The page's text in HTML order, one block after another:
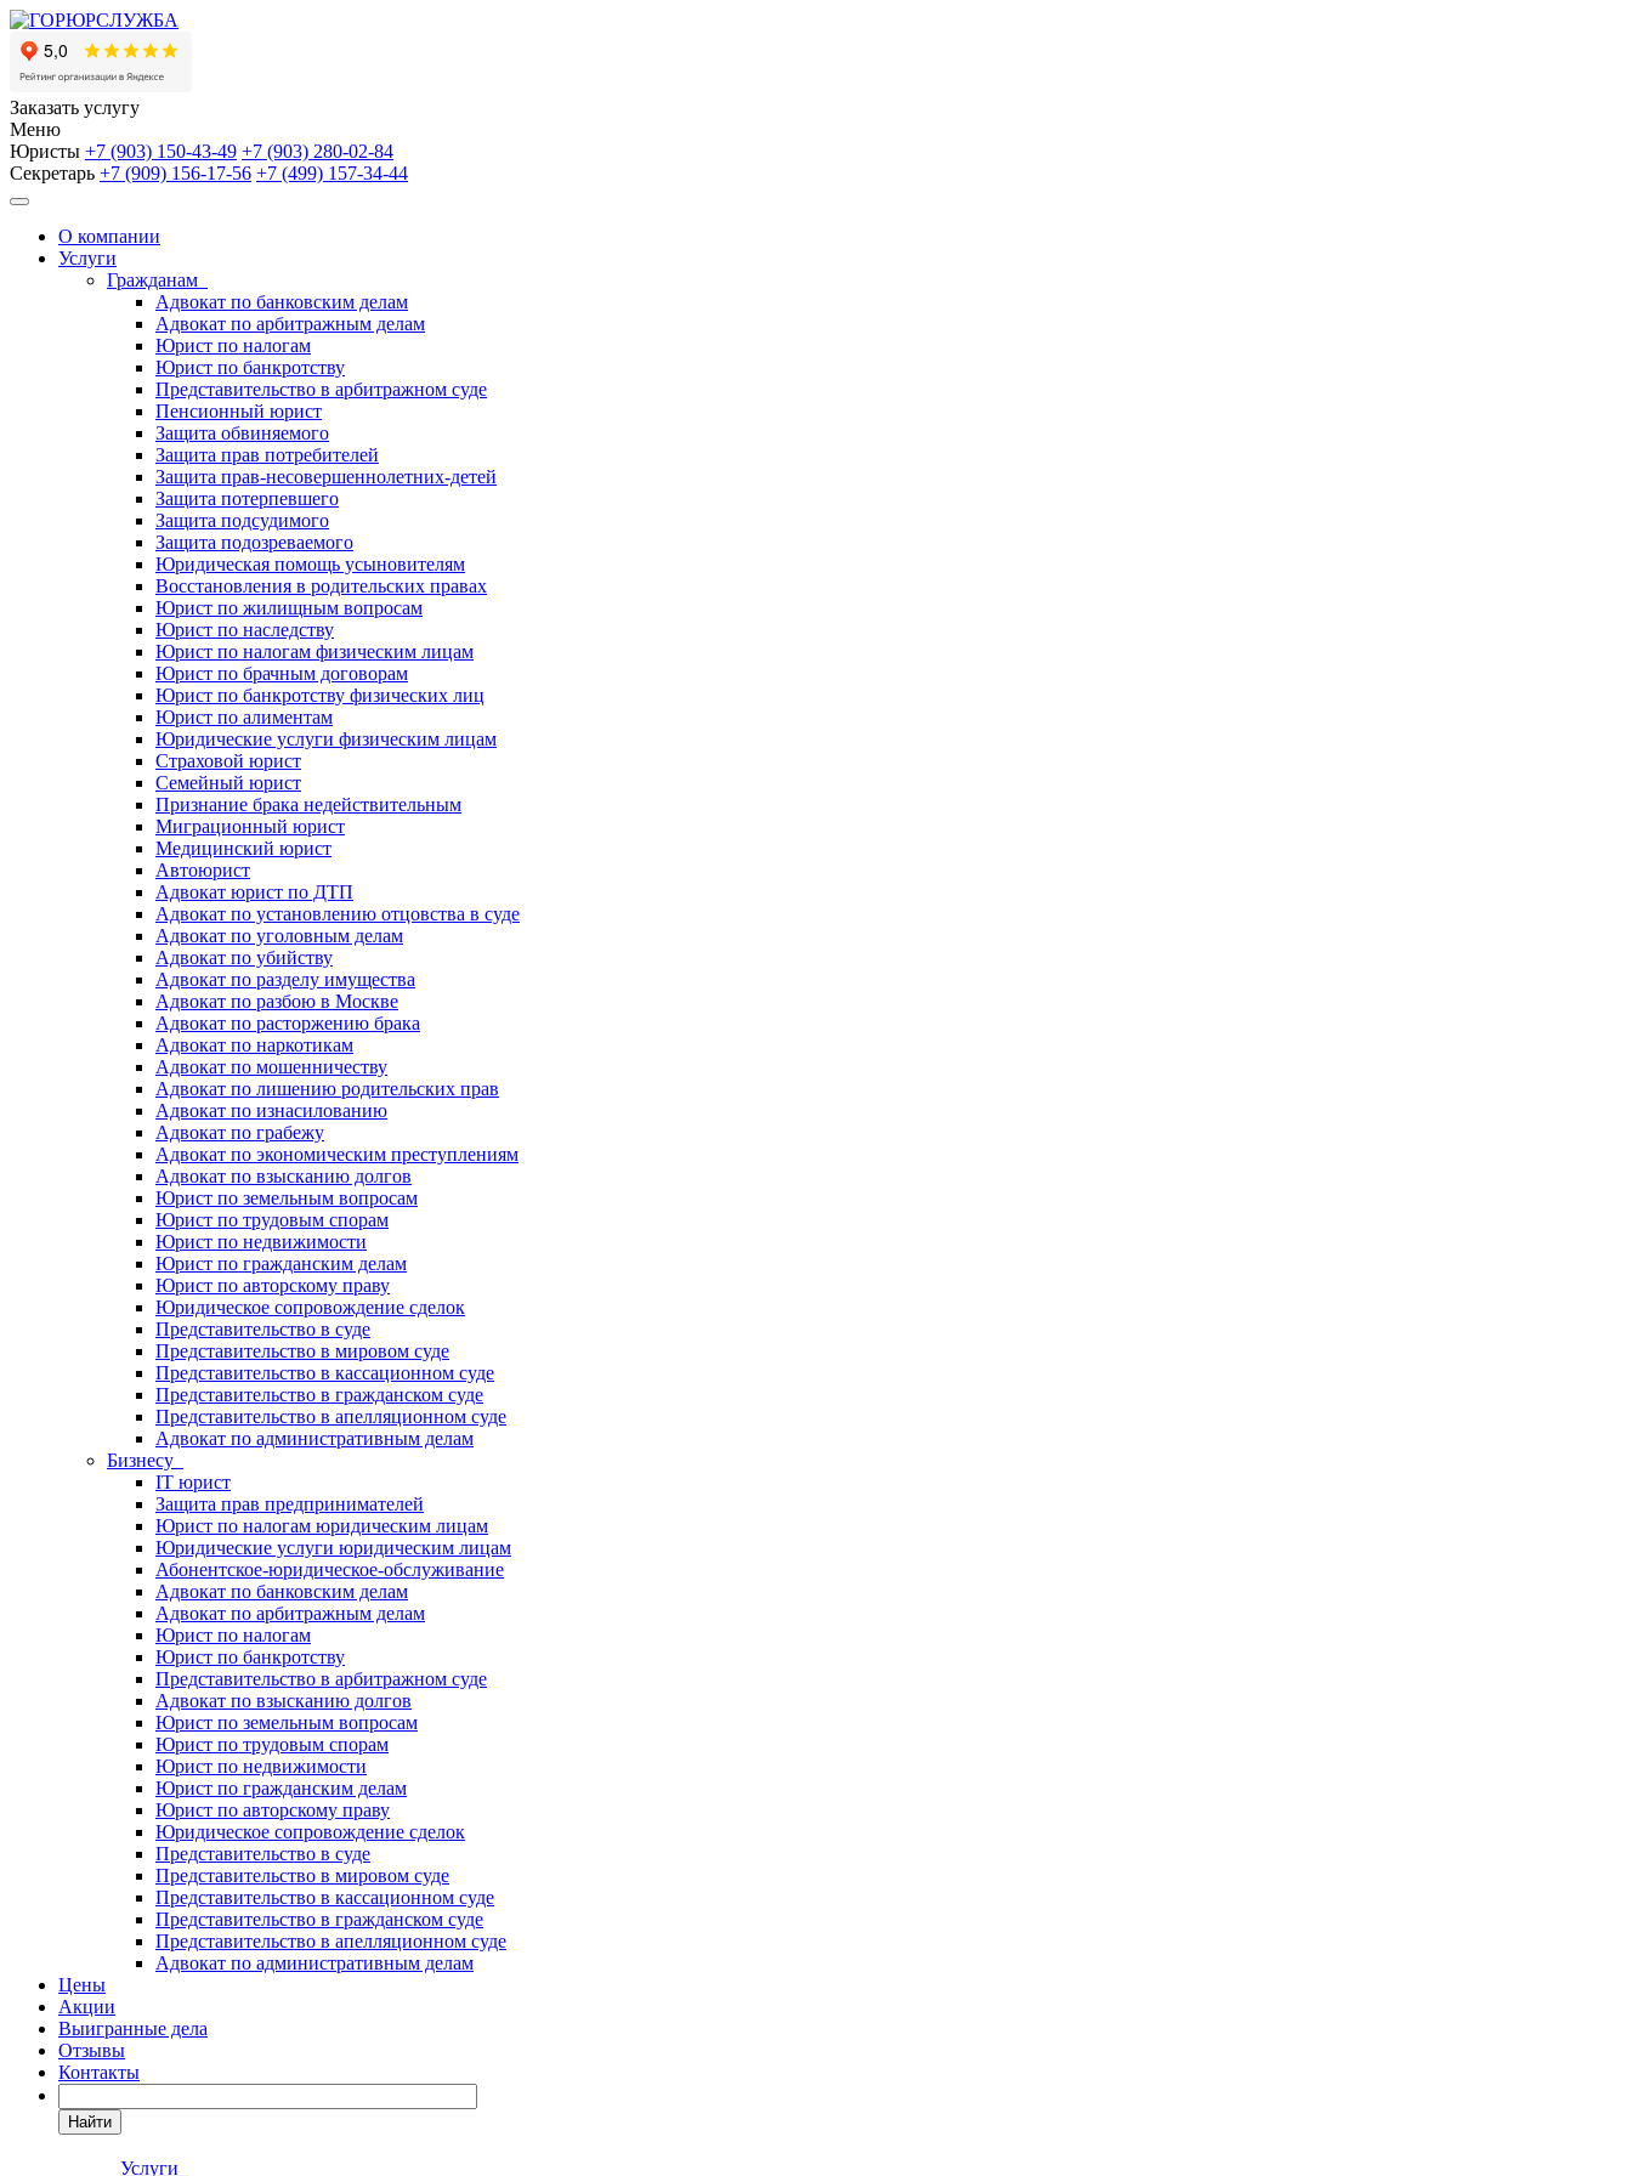
Заказать услугу
Меню
Юристы +7 (903) 150-43-49 +7 (903) 280-02-84
Секретарь +7 (909) 156-17-56 +7 (499) 157-34-44
О компании
Услуги
Гражданам
Адвокат по банковским делам
Адвокат по арбитражным делам
Юрист по налогам
Юрист по банкротству
Представительство в арбитражном суде
Пенсионный юрист
Защита обвиняемого
Защита прав потребителей
Защита прав-несовершеннолетних-детей
Защита потерпевшего
Защита подсудимого
Защита подозреваемого
Юридическая помощь усыновителям
Восстановления в родительских правах
Юрист по жилищным вопросам
Юрист по наследству
Юрист по налогам физическим лицам
Юрист по брачным договорам
Юрист по банкротству физических лиц
Юрист по алиментам
Юридические услуги физическим лицам
Страховой юрист
Семейный юрист
Признание брака недействительным
Миграционный юрист
Медицинский юрист
Автоюрист
Адвокат юрист по ДТП
Адвокат по установлению отцовства в суде
Адвокат по уголовным делам
Адвокат по убийству
Адвокат по разделу имущества
Адвокат по разбою в Москве
Адвокат по расторжению брака
Адвокат по наркотикам
Адвокат по мошенничеству
Адвокат по лишению родительских прав
Адвокат по изнасилованию
Адвокат по грабежу
Адвокат по экономическим преступлениям
Адвокат по взысканию долгов
Юрист по земельным вопросам
Юрист по трудовым спорам
Юрист по недвижимости
Юрист по гражданским делам
Юрист по авторскому праву
Юридическое сопровождение сделок
Представительство в суде
Представительство в мировом суде
Представительство в кассационном суде
Представительство в гражданском суде
Представительство в апелляционном суде
Адвокат по административным делам
Бизнесу
IT юрист
Защита прав предпринимателей
Юрист по налогам юридическим лицам
Юридические услуги юридическим лицам
Абонентское-юридическое-обслуживание
Адвокат по банковским делам
Адвокат по арбитражным делам
Юрист по налогам
Юрист по банкротству
Представительство в арбитражном суде
Адвокат по взысканию долгов
Юрист по земельным вопросам
Юрист по трудовым спорам
Юрист по недвижимости
Юрист по гражданским делам
Юрист по авторскому праву
Юридическое сопровождение сделок
Представительство в суде
Представительство в мировом суде
Представительство в кассационном суде
Представительство в гражданском суде
Представительство в апелляционном суде
Адвокат по административным делам
Цены
Акции
Выигранные дела
Отзывы
Контакты
Найти
Услуги